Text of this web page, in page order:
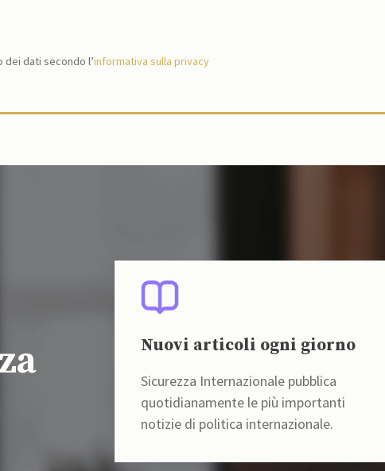
dati secondo l’informativa sulla privacy
Nuovi articoli ogni giorno
Sicurezza Internazionale pubblica
quotidianamente le più importanti
notizie di politica internazionale.